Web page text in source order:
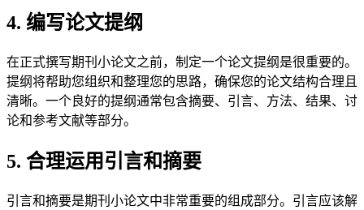
4. 编写论文提纲
在正式撰写期刊小论文之前，制定一个论文提纲是很重要的。
提纲将帮助您组织和整理您的思路，确保您的论文结构合理且
清晰。一个良好的提纲通常包含摘要、引言、方法、结果、讨
论和参考文献等部分。
5. 合理运用引言和摘要
引言和摘要是期刊小论文中非常重要的组成部分。引言应该解